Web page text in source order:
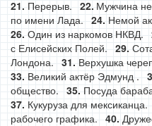
Перерыв. Мужчина
по имени Лада.
Немой
Один из наркомов НКВД.
с Елисейских Полей.
Лондона.
Верхушка
Великий актёр Эдмунд .
общество.
Посуда
Кукуруза для мексиканца.
рабочего графика.